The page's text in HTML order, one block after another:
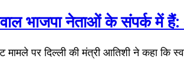
भाजपा नेताओं के संपर्क में
मामले पर दिल्ली की मंत्री आतिशी ने कहा कि